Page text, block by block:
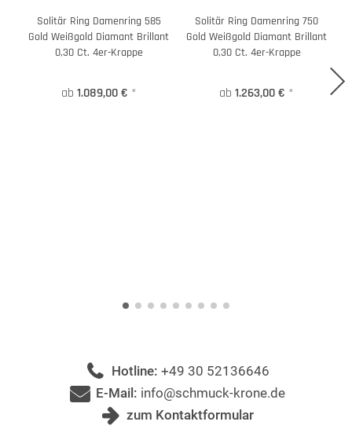
Solitär Ring Damenring 585
Gold Weißgold Diamant Brillant
0,30 Ct. 4er-Krappe
ab 1.089,00 € *
Solitär Ring Damenring 750
Gold Weißgold Diamant Brillant
0,30 Ct. 4er-Krappe
ab 1.263,00 € *
Hotline: +49 30 52136646
E-Mail: info@schmuck-krone.de
zum Kontaktformular